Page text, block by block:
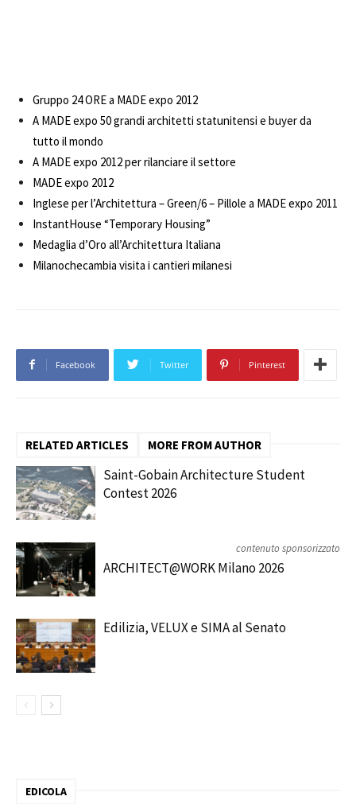
Gruppo 24 ORE a MADE expo 2012
A MADE expo 50 grandi architetti statunitensi e buyer da
tutto il mondo
A MADE expo 2012 per rilanciare il settore
MADE expo 2012
Inglese per l’Architettura – Green/6 – Pillole a MADE expo 2011
InstantHouse “Temporary Housing”
Medaglia d’Oro all’Architettura Italiana
Milanochecambia visita i cantieri milanesi
Facebook Twitter Pinterest
RELATED ARTICLES MORE FROM AUTHOR
Saint-Gobain Architecture Student
Contest 2026
contenuto sponsorizzato
ARCHITECT@WORK Milano 2026
Edilizia, VELUX e SIMA al Senato
EDICOLA